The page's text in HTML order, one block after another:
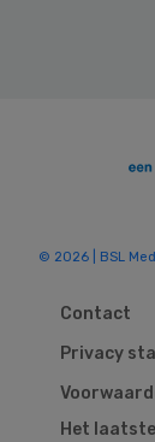
© 2026 | BSL
Contact
Privacy
Het